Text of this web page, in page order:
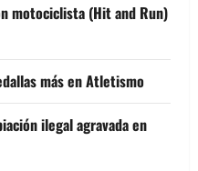
motociclista (Hit and Run)
más en Atletismo
ilegal agravada en